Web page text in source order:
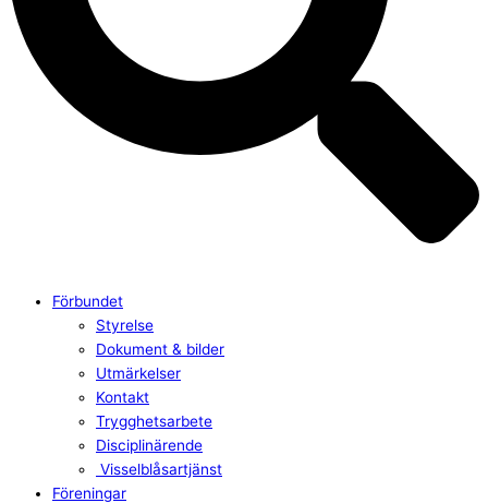
Förbundet
Styrelse
Dokument & bilder
Utmärkelser
Kontakt
Trygghetsarbete
Disciplinärende
Visselblåsartjänst
Föreningar